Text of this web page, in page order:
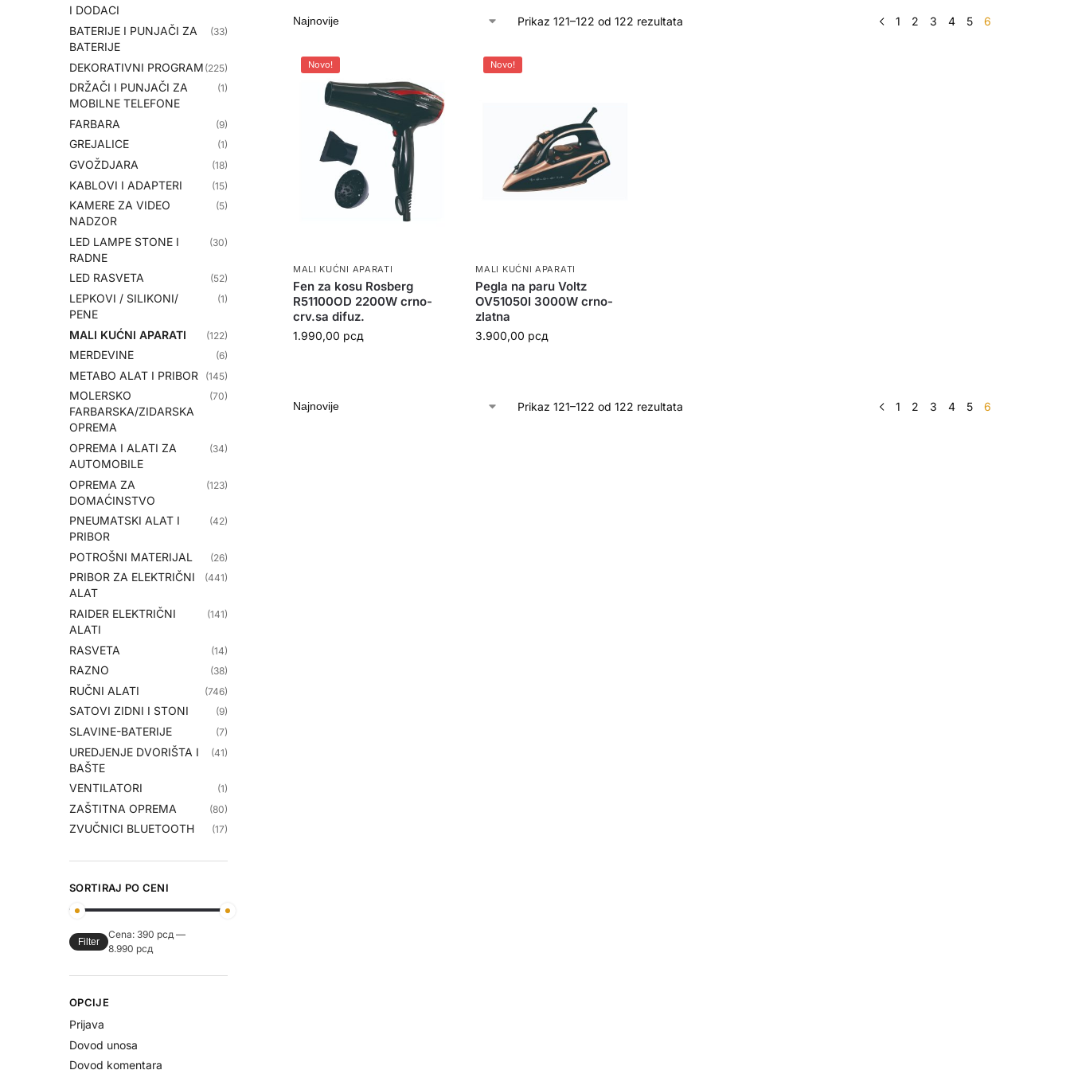
Prikaz 121–122 od 122 rezultata 1 2 3 4 5 6
Novo!
MALI KUĆNI APARATI
Fen za kosu Rosberg
R51100OD 2200W crno-
crv.sa difuz.
1.990,00 рсд
Novo!
MALI KUĆNI APARATI
Pegla na paru Voltz
OV51050I 3000W crno-
zlatna
3.900,00 рсд
Prikaz 121–122 od 122 rezultata 1 2 3 4 5 6
I DODACI
BATERIJE I PUNJAČI ZA
BATERIJE
(33)
DEKORATIVNI PROGRAM (225)
DRŽAČI I PUNJAČI ZA
MOBILNE TELEFONE
(1)
FARBARA (9)
GREJALICE (1)
GVOŽDJARA (18)
KABLOVI I ADAPTERI (15)
KAMERE ZA VIDEO
NADZOR
(5)
LED LAMPE STONE I
RADNE
(30)
LED RASVETA (52)
LEPKOVI / SILIKONI/
PENE
(1)
MALI KUĆNI APARATI (122)
MERDEVINE (6)
METABO ALAT I PRIBOR (145)
MOLERSKO
FARBARSKA/ZIDARSKA
OPREMA
(70)
OPREMA I ALATI ZA
AUTOMOBILE
(34)
OPREMA ZA
DOMAĆINSTVO
(123)
PNEUMATSKI ALAT I
PRIBOR
(42)
POTROŠNI MATERIJAL (26)
PRIBOR ZA ELEKTRIČNI
ALAT
(441)
RAIDER ELEKTRIČNI
ALATI
(141)
RASVETA (14)
RAZNO (38)
RUČNI ALATI (746)
SATOVI ZIDNI I STONI (9)
SLAVINE-BATERIJE (7)
UREDJENJE DVORIŠTA I
BAŠTE
(41)
VENTILATORI (1)
ZAŠTITNA OPREMA (80)
ZVUČNICI BLUETOOTH (17)
SORTIRAJ PO CENI
Filter
Cena: 390 рсд —
8.990 рсд
OPCIJE
Prijava
Dovod unosa
Dovod komentara